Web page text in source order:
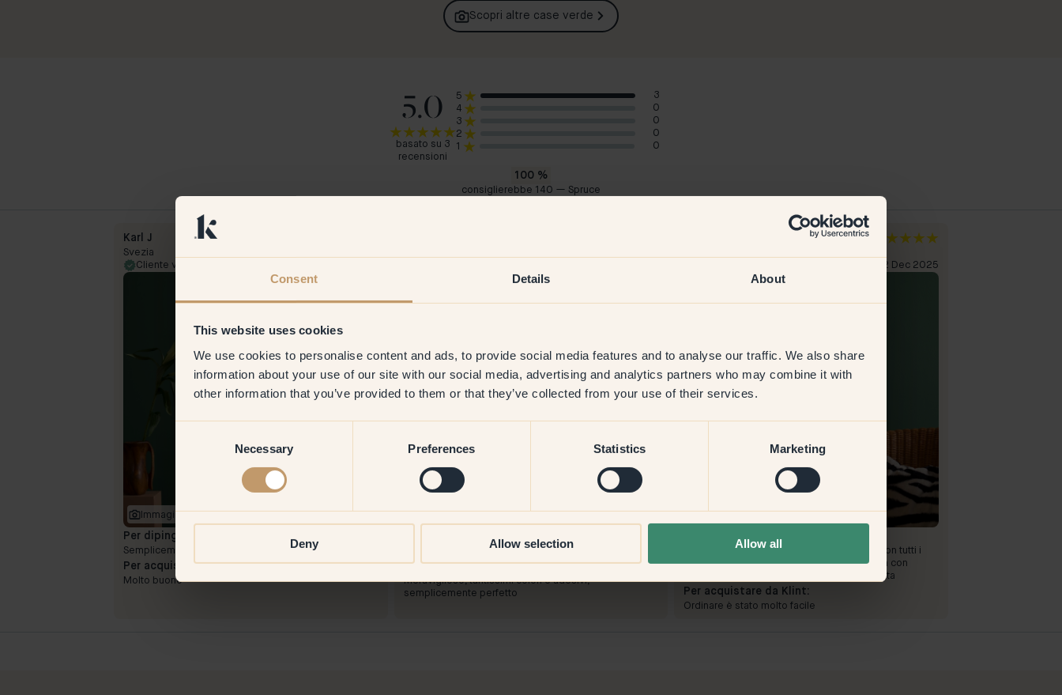
Consent Details About
This website uses cookies
We use cookies to personalise content and ads, to provide social media features and to analyse our traffic. We also share
information about your use of our site with our social media, advertising and analytics partners who may combine it with
other information that you’ve provided to them or that they’ve collected from your use of their services.
Necessary Preferences Statistics Marketing
Deny Allow selection Allow all
Scopri altre case verde
5.0
basato su 3
recensioni
5
3
4
0
3
0
2
0
1
0
100 %
consiglierebbe 140 — Spruce
Karl J
Svezia
Cliente verificato
Immagine del prodotto
Per dipingere con:
Semplicemente una buona copertura
Per acquistare da Klint:
Molto buono
Immagine del prodotto
Non ancora dipinto ma molto emozionato
Per acquistare da Klint:
Meraviglioso, tantissimi colori e adesivi,
semplicemente perfetto
22 Dec 2025
Immagine del prodotto
Mi è piaciuto dipingere con Spruce. Come con tutti i
colori scuri, sembrava un po' più difficile, ma con
pazienza e due strati la copertura era perfetta
Per acquistare da Klint:
Ordinare è stato molto facile